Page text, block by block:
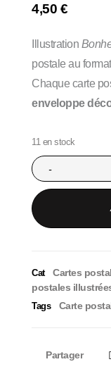
4,50 €
Illustration
postale au
Chaque carte
enveloppe
11 en stock
-
Cat Cartes
postales
Tags Carte
Partager